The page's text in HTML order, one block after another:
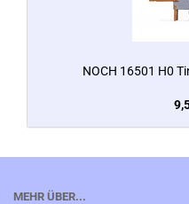
NOCH 16501 H0
MEHR ÜBER...